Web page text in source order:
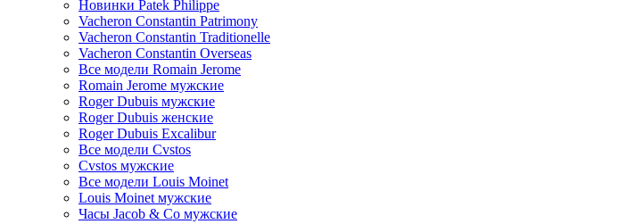
Новинки Patek Philippe
Vacheron Constantin Patrimony
Vacheron Constantin Traditionelle
Vacheron Constantin Overseas
Все модели Romain Jerome
Romain Jerome мужские
Roger Dubuis мужские
Roger Dubuis женские
Roger Dubuis Excalibur
Все модели Cvstos
Cvstos мужские
Все модели Louis Moinet
Louis Moinet мужские
Часы Jacob & Co мужские